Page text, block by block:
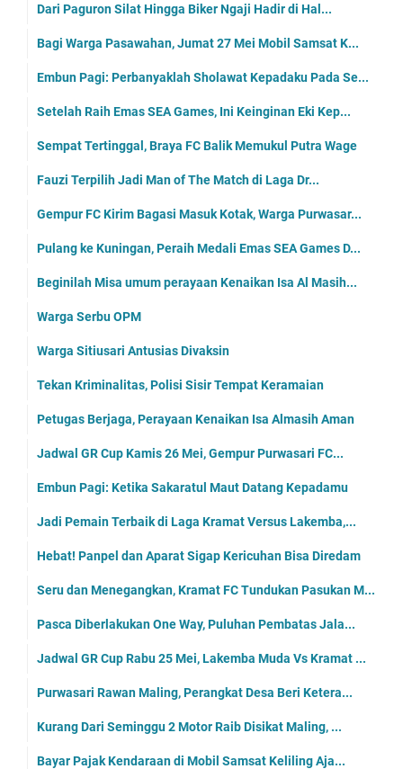
Dari Paguron Silat Hingga Biker Ngaji Hadir di Hal...
Bagi Warga Pasawahan, Jumat 27 Mei Mobil Samsat K...
Embun Pagi: Perbanyaklah Sholawat Kepadaku Pada Se...
Setelah Raih Emas SEA Games, Ini Keinginan Eki Kep...
Sempat Tertinggal, Braya FC Balik Memukul Putra Wage
Fauzi Terpilih Jadi Man of The Match di Laga Dr...
Gempur FC Kirim Bagasi Masuk Kotak, Warga Purwasar...
Pulang ke Kuningan, Peraih Medali Emas SEA Games D...
Beginilah Misa umum perayaan Kenaikan Isa Al Masih...
Warga Serbu OPM
Warga Sitiusari Antusias Divaksin
Tekan Kriminalitas, Polisi Sisir Tempat Keramaian
Petugas Berjaga, Perayaan Kenaikan Isa Almasih Aman
Jadwal GR Cup Kamis 26 Mei, Gempur Purwasari FC...
Embun Pagi: Ketika Sakaratul Maut Datang Kepadamu
Jadi Pemain Terbaik di Laga Kramat Versus Lakemba,...
Hebat! Panpel dan Aparat Sigap Kericuhan Bisa Diredam
Seru dan Menegangkan, Kramat FC Tundukan Pasukan M...
Pasca Diberlakukan One Way, Puluhan Pembatas Jala...
Jadwal GR Cup Rabu 25 Mei, Lakemba Muda Vs Kramat ...
Purwasari Rawan Maling, Perangkat Desa Beri Ketera...
Kurang Dari Seminggu 2 Motor Raib Disikat Maling, ...
Bayar Pajak Kendaraan di Mobil Samsat Keliling Aja...